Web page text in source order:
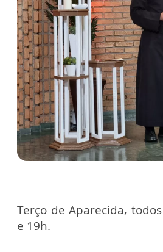
Terço de Aparecida,
e 19h.